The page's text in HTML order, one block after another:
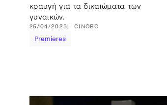
κραυγή για τα δικαιώματα των
γυναικών.
25/04/2023 CINOBO
Premieres